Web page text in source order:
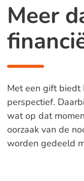
Meer
Met een gift biedt
perspectief.
wat op dat
oorzaak van de
worden gedeeld